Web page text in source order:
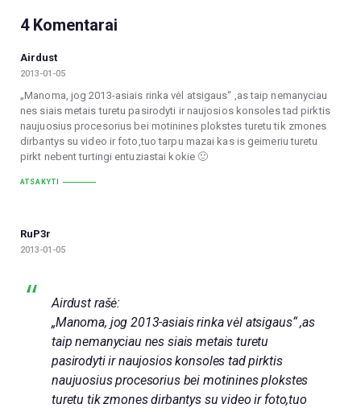
4 Komentarai
Airdust
2013-01-05
„Manoma, jog 2013-asiais rinka vėl atsigaus“ ,as taip nemanyciau
nes siais metais turetu pasirodyti ir naujosios konsoles tad pirktis
naujuosius procesorius bei motinines plokstes turetu tik zmones
dirbantys su video ir foto,tuo tarpu mazai kas is geimeriu turetu
pirkt nebent turtingi entuziastai kokie 🙂
ATSAKYTI
RuP3r
2013-01-05
Airdust rašė:
„Manoma, jog 2013-asiais rinka vėl atsigaus“ ,as
taip nemanyciau nes siais metais turetu
pasirodyti ir naujosios konsoles tad pirktis
naujuosius procesorius bei motinines plokstes
turetu tik zmones dirbantys su video ir foto,tuo